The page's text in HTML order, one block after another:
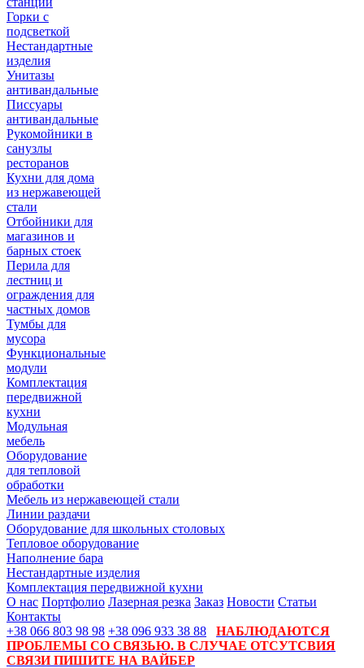
Горки с
подсветкой
Нестандартные
изделия
Унитазы
антивандальные
Писсуары
антивандальные
Рукомойники в
санузлы
ресторанов
Кухни для дома
из нержавеющей
стали
Отбойники для
магазинов и
барных стоек
Перила для
лестниц и
ограждения для
частных домов
Тумбы для
мусора
Функциональные
модули
Комплектация
передвижной
кухни
Модульная
мебель
Оборудование
для тепловой
обработки
Мебель из нержавеющей стали
Линии раздачи
Оборудование для школьных столовых
Тепловое оборудование
Наполнение бара
Нестандартные изделия
Комплектация передвижной кухни
О нас Портфолио Лазерная резка Заказ Новости Статьи
Контакты
+38 066 803 98 98 +38 096 933 38 88
НАБЛЮДАЮТСЯ
ПРОБЛЕМЫ СО СВЯЗЬЮ. В СЛУЧАЕ ОТСУТСВИЯ
СВЯЗИ ПИШИТЕ НА ВАЙБЕР